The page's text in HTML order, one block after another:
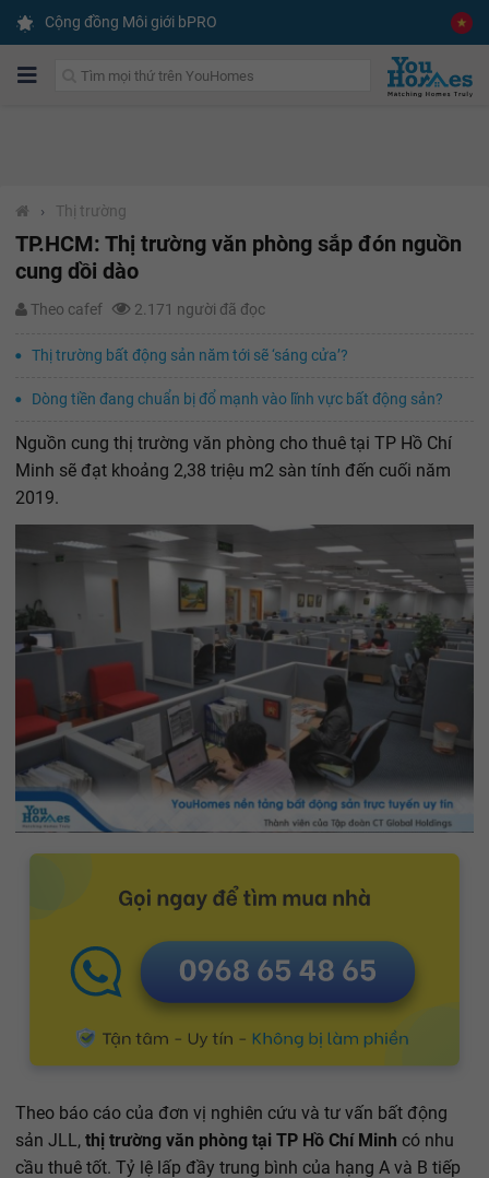
Cộng đồng Môi giới bPRO
› Thị trường
TP.HCM: Thị trường văn phòng sắp đón nguồn
cung dồi dào
Theo cafef 2.171 người đã đọc
Thị trường bất động sản năm tới sẽ ‘sáng cửa’?
Dòng tiền đang chuẩn bị đổ mạnh vào lĩnh vực bất động sản?
Nguồn cung thị trường văn phòng cho thuê tại TP Hồ Chí
Minh sẽ đạt khoảng 2,38 triệu m2 sàn tính đến cuối năm
2019.
Theo báo cáo của đơn vị nghiên cứu và tư vấn bất động
sản JLL, thị trường văn phòng tại TP Hồ Chí Minh có nhu
cầu thuê tốt. Tỷ lệ lấp đầy trung bình của hạng A và B tiếp